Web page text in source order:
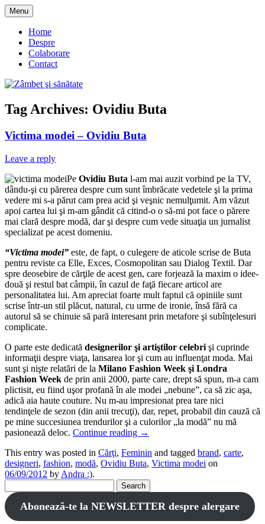
Skip
to
content
Zâmbet şi sănătate
Menu
Home
Despre
Colaborare
Contact
Tag Archives: Ovidiu Buta
Victima modei – Ovidiu Buta
Leave a reply
Pe Ovidiu Buta l-am mai auzit vorbind pe la TV,
dându-şi cu părerea despre cum sunt îmbrăcate vedetele şi la prima
vedere mi s-a părut cam prea acid şi veşnic nemulţumit. Am văzut
apoi cartea lui şi m-am gândit că citind-o o să-mi pot face o părere
mai clară despre modă, dar şi despre cum vede situaţia un jurnalist
specializat pe acest domeniu.
“Victima modei” este, de fapt, o culegere de aticole scrise de Buta
pentru reviste ca Elle, Exces, Cosmopolitan sau Dialog Textil. Dar
spre deosebire de cărţile de acest gen, care forjează la maxim o idee-
două şi restul bat câmpii, în cazul de faţă fiecare articol are
personalitatea lui. Am apreciat foarte mult faptul că opiniile sunt
scrise într-un stil plăcut, natural, cu urme de ironie, însă fără ca
autorul să se chinuie să pară interesant prin metafore şi subînţelesuri
complicate.
O parte este dedicată designerilor şi artiştilor celebri şi cuprinde
informaţii despre viaţa, lansarea lor şi cum au influenţat moda. Mai
sunt şi nişte relatări de la Milano Fashion Week şi Londra
Fashion Week de prin anii 2000, parte care, drept să spun, m-a cam
plictisit, eu fiind uşor profană în ale modei „nebune”, ca să zic aşa,
adică aia haute couture. Nu m-au impresionat prea tare nici
tendinţele de sezon (din anii trecuţi), dar, repet, probabil din cauză că
pe mine succesiunea trendurilor şi a culorilor „la modă” nu mă
pasionează deloc. Continue reading →
This entry was posted in Cărţi, Feminin and tagged brand, carte,
designeri, fashion, modă, Ovidiu Buta, Victima modei on
06/09/2012 by Andra :).
for:
Abonează-te la NEWSLETTER despre alergare